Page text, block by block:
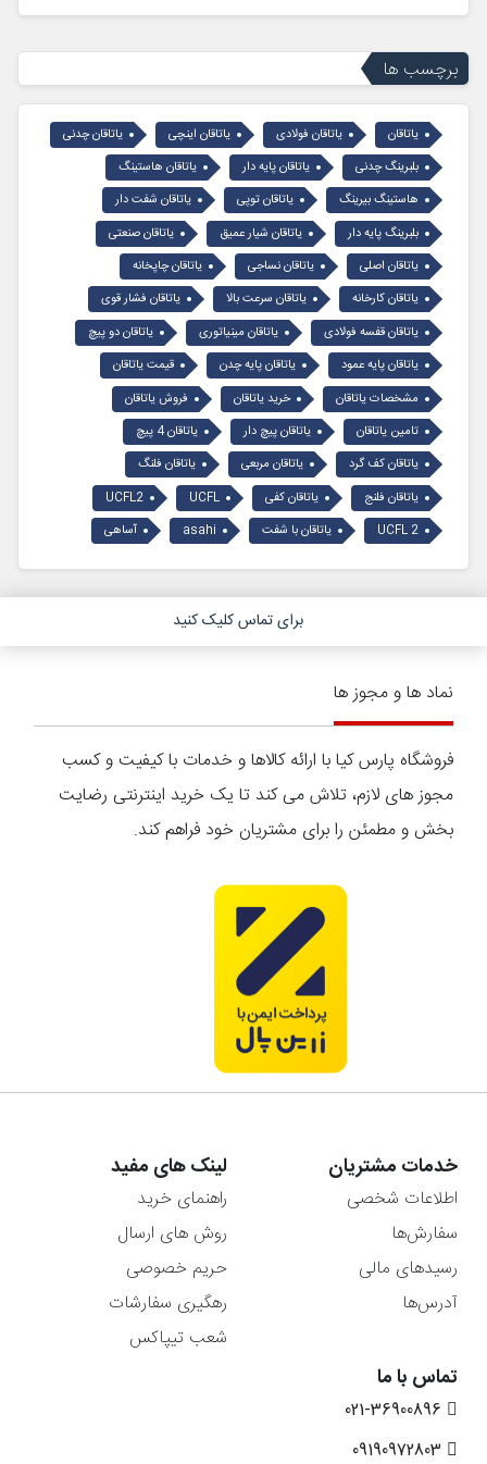
برچسب ها
یاتاقان یاتاقان فولادی یاتاقان اینچی
یاتاقان چدنی
بلبرینگ چدنی
یاتاقان پایه دار
یاتاقان هاستینگ
هاستینگ بیرینگ
یاتاقان توپی
یاتاقان شفت دار
بلبرینگ پایه دار
یاتاقان شیار عمیق
یاتاقان صنعتی
یاتاقان اصلی
یاتاقان نساجی
یاتاقان چاپخانه
یاتاقان کارخانه
یاتاقان سرعت بالا
یاتاقان فشار قوی
یاتاقان قفسه فولادی
یاتاقان مینیاتوری
یاتاقان دو پیچ
یاتاقان پایه عمود
یاتاقان پایه چدن
قیمت یاتاقان
مشخصات یاتاقان
خرید یاتاقان
فروش یاتاقان
تامین یاتاقان
یاتاقان پیچ دار
یاتاقان 4 پیچ
یاتاقان کف گرد
یاتاقان مربعی
یاتاقان فلنگ
یاتاقان فلنج
یاتاقان کفی UCFL
UCFL2
UCFL 2
یاتاقان با شفت asahi آساهی
برای تماس کلیک کنید
نماد ها و مجوز ها
فروشگاه پارس کیا با ارائه کالاها و خدمات با کیفیت و کسب
مجوز های لازم، تلاش می کند تا یک خرید اینترنتی رضایت
بخش و مطمئن را برای مشتریان خود فراهم کند.
خدمات مشتریان
اطلاعات شخصی
سفارش‌ها
رسیدهای مالی
آدرس‌ها
لینک های مفید
راهنمای خرید
روش های ارسال
حریم خصوصی
رهگیری سفارشات
شعب تیپاکس
تماس با ما